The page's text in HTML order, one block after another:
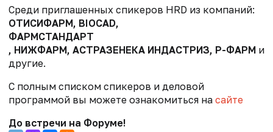
Среди приглашенных спикеров HRD из компаний:
ОТИСИФАРМ, BIOCAD,
ФАРМСТАНДАРТ
, НИЖФАРМ, АСТРАЗЕНЕКА ИНДАСТРИЗ, Р-ФАРМ и
другие.
С полным списком спикеров и деловой
программой вы можете ознакомиться на сайте
До встречи на Форуме!